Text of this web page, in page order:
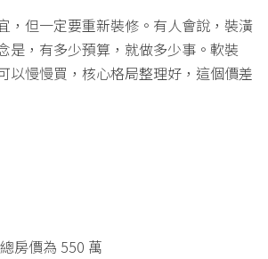
，但一定要重新裝修。有人會說，裝潢
是，有多少預算，就做多少事。軟裝
以慢慢買，核心格局整理好，這個價差
房價為 550 萬